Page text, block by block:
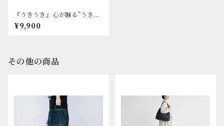
『うきうき』心が踊る”うきう
き”した日に サコッシュバッ
グ
¥9,900
その他の商品